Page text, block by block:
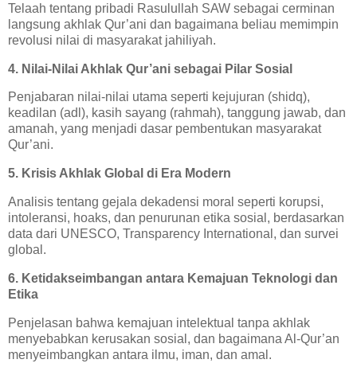
Telaah tentang pribadi Rasulullah SAW sebagai cerminan
langsung akhlak Qur’ani dan bagaimana beliau memimpin
revolusi nilai di masyarakat jahiliyah.
4. Nilai-Nilai Akhlak Qur’ani sebagai Pilar Sosial
Penjabaran nilai-nilai utama seperti kejujuran (shidq),
keadilan (adl), kasih sayang (rahmah), tanggung jawab, dan
amanah, yang menjadi dasar pembentukan masyarakat
Qur’ani.
5. Krisis Akhlak Global di Era Modern
Analisis tentang gejala dekadensi moral seperti korupsi,
intoleransi, hoaks, dan penurunan etika sosial, berdasarkan
data dari UNESCO, Transparency International, dan survei
global.
6. Ketidakseimbangan antara Kemajuan Teknologi dan
Etika
Penjelasan bahwa kemajuan intelektual tanpa akhlak
menyebabkan kerusakan sosial, dan bagaimana Al-Qur’an
menyeimbangkan antara ilmu, iman, dan amal.